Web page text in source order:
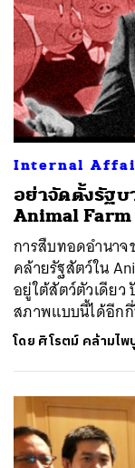
Internal
อย่าจัดตั้งรัฐบ
Animal Farm
การสืบทอดอำนาจ
คล้ายรัฐสัตว์ใน
อยู่ใต้สัตว์ตัวเดีย
สภาพแบบนี้ได้อีก
โดย ศิโรตม์ คล้ามไพ